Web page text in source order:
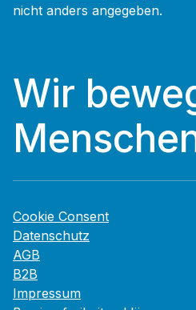
nicht anders angegeben.
Wir
Cookie Consent
Datenschutz
AGB
B2B
Impressum